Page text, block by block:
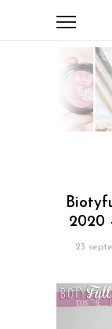
2020
23